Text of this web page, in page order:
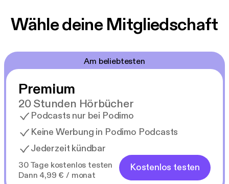
Wähle deine Mitgliedschaft
Am beliebtesten
Premium
20 Stunden Hörbücher
Podcasts nur bei Podimo
Keine Werbung in Podimo Podcasts
Jederzeit kündbar
30 Tage kostenlos testen
Dann 4,99 € / monat
Kostenlos testen